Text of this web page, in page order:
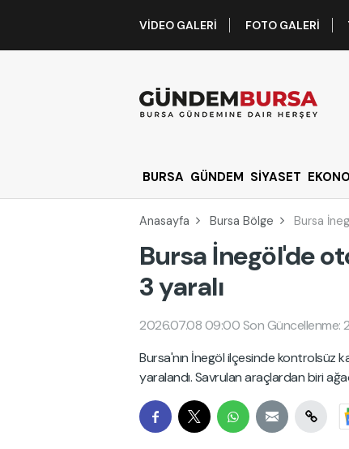
VIDEO GALERI FOTO GALERI
BURSA GÜNDEM SİYASET
Anasayfa Bursa Bölge Bursa
Bursa İnegöl'de
3 yaralı
2026.07.08 09:00 Son
Bursa'nın İnegöl ilçesinde kontrolsüz
yaralandı. Savrulan araçlardan biri